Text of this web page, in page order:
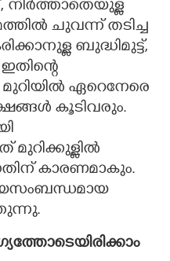
നിർത്താതെയുള്ള
ചുവന്ന് തടിച്ച
ബുദ്ധിമുട്ട്,
ഏറെനേരെ
കൂടിവരും.
മുറിക്കുള്ളിൽ
കാരണമാകും.